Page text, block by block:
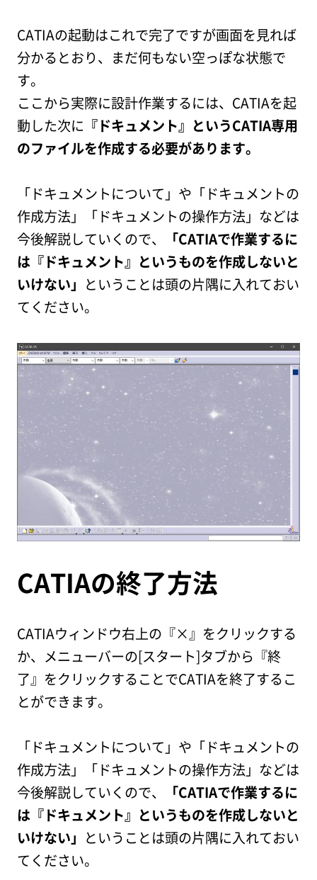
CATIAの起動はこれで完了ですが画面を見れば
分かるとおり、まだ何もない空っぽな状態で
す。
ここから実際に設計作業するには、CATIAを起
動した次に 『ドキュメント』というCATIA専用
のファイルを作成する必要があります。
「ドキュメントについて」や「ドキュメントの
作成方法」「ドキュメントの操作方法」などは
今後解説していくので、
「CATIAで作業するに
は『ドキュメント』というものを作成しないと
いけない」 ということは頭の片隅に入れておい
てください。
CATIAの終了方法
CATIAウィンドウ右上の『×』をクリックする
か、メニューバーの[スタート]タブから『終
了』をクリックすることでCATIAを終了するこ
とができます。
「ドキュメントについて」や「ドキュメントの
作成方法」「ドキュメントの操作方法」などは
今後解説していくので、
「CATIAで作業するに
は『ドキュメント』というものを作成しないと
いけない」 ということは頭の片隅に入れておい
てください。